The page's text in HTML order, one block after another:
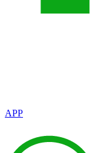
APP